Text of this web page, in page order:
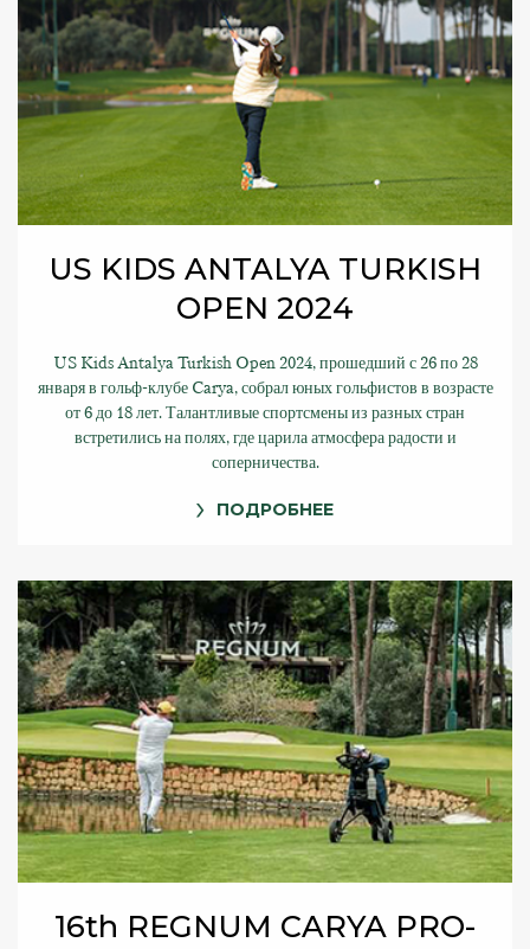
US KIDS ANTALYA TURKISH
OPEN 2024
US Kids Antalya Turkish Open 2024, прошедший с 26 по 28
января в гольф-клубе Carya, собрал юных гольфистов в возрасте
от 6 до 18 лет. Талантливые спортсмены из разных стран
встретились на полях, где царила атмосфера радости и
соперничества.
ПОДРОБНЕЕ
16th REGNUM CARYA PRO-